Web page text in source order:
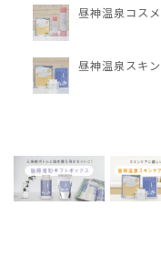
昼神温泉コス
昼神温泉スキ